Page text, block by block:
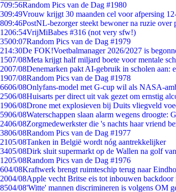
709:56Random Pics van de Dag #1980
309:49Vrouw krijgt 30 maanden cel voor afpersing
809:46PostNL-bezorger steekt bewoner na ruzie over
1206:54VrijMiBabes #316 (not very sfw!)
3500:07Random Pics van de Dag #1979
214:30De FOK!Voetbalmanager 2026/2027 is
1507/08Meta krijgt half miljard boete voor mentale
2007/08Denemarken pakt AI-gebruik in scholen aan:
1907/08Random Pics van de Dag #1978
6606/08Onlyfans-model met G-cup wil als NASA-
2506/08Huisarts per direct uit vak gezet om ernstig
1906/08Drone met explosieven bij Duits vliegveld
5906/08Waterschappen slaan alarm wegens droogte:
2406/08Zorgmedewerkster die 's nachts haar vriend
3806/08Random Pics van de Dag #1977
2105/08Tanken in België wordt nóg aantrekkelijker
3405/08Dirk sluit supermarkt op de Wallen na golf
1205/08Random Pics van de Dag #1976
604/08Kraftwerk brengt ruimteschip terug naar
2004/08Apple vecht Britse eis tot inbouwen backdoor
8504/08'Witte' mannen discrimineren is volgens OM